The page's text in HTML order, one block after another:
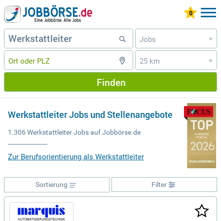
Jobs »
25 km »
Finden
Werkstattleiter Jobs und Stellenangebote
1.306 Werkstattleiter Jobs auf Jobbörse.de
Zur Berufsorientierung als Werkstattleiter
Filter
Sortierung